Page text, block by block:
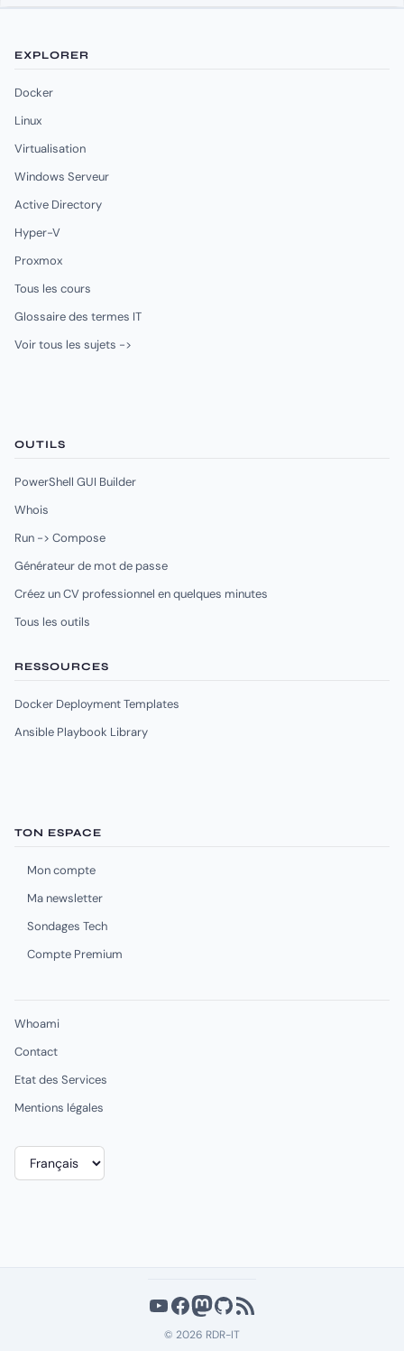
EXPLORER
Docker
Linux
Virtualisation
Windows Serveur
Active Directory
Hyper-V
Proxmox
Tous les cours
Glossaire des termes IT
Voir tous les sujets ->
OUTILS
PowerShell GUI Builder
Whois
Run -> Compose
Générateur de mot de passe
Créez un CV professionnel en quelques minutes
Tous les outils
RESSOURCES
Docker Deployment Templates
Ansible Playbook Library
TON ESPACE
Mon compte
Ma newsletter
Sondages Tech
Compte Premium
Whoami
Contact
Etat des Services
Mentions légales
Choisir
une
YouTube
Facebook
Mastodon
GitHub
Flux RSS
© 2026 RDR-IT